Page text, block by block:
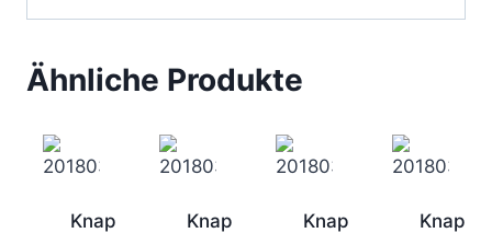
Ähnliche Produkte
Knapek
Knapek
Knapek
Knapek